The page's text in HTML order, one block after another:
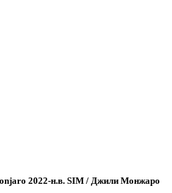
2022-н.в. SIM / Джили Монжаро